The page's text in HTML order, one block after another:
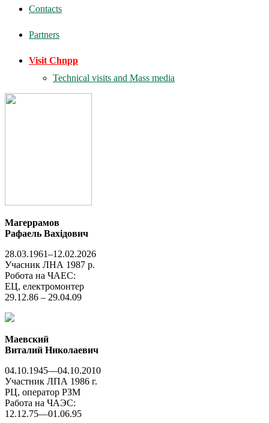
Contacts
Partners
Visit Chnpp
Technical visits and Mass media
Магеррамов
Рафаель Вахідович
28.03.1961–12.02.2026
Учасник ЛНА 1987 р.
Робота на ЧАЕС:
ЕЦ, електромонтер
29.12.86 – 29.04.09
Маевский
Виталий Николаевич
04.10.1945—04.10.2010
Участник ЛПА 1986 г.
РЦ, оператор РЗМ
Работа на ЧАЭС:
12.12.75—01.06.95